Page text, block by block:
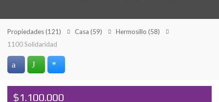
Propiedades(121) Casa (59) Hermosillo (58)
1100 Solidaridad
$1.100.000